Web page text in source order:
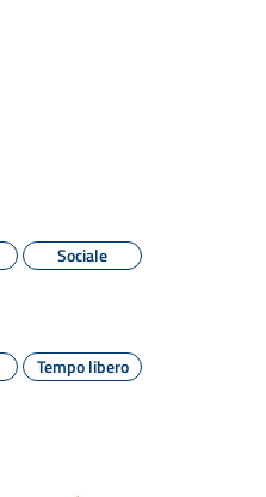
Sociale
Tempo libero